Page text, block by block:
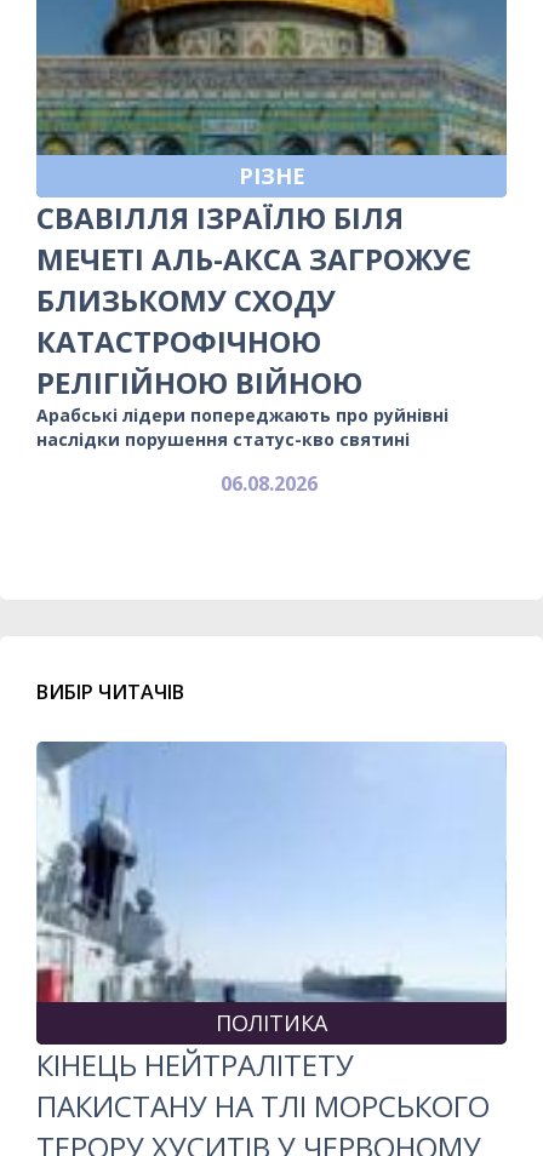
РІЗНЕ
СВАВІЛЛЯ ІЗРАЇЛЮ БІЛЯ
МЕЧЕТІ АЛЬ-АКСА ЗАГРОЖУЄ
БЛИЗЬКОМУ СХОДУ
КАТАСТРОФІЧНОЮ
РЕЛІГІЙНОЮ ВІЙНОЮ
Арабські лідери попереджають про руйнівні
наслідки порушення статус-кво святині
06.08.2026
ВИБІР ЧИТАЧІВ
ПОЛІТИКА
КІНЕЦЬ НЕЙТРАЛІТЕТУ
ПАКИСТАНУ НА ТЛІ МОРСЬКОГО
ТЕРОРУ ХУСИТІВ У ЧЕРВОНОМУ